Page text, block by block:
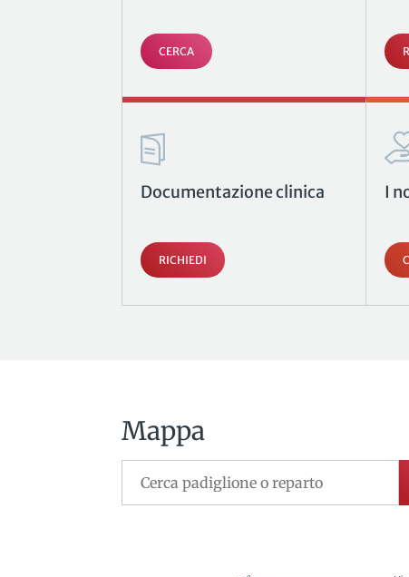
CERCA
Documentazione clinica
RICHIEDI
I
Mappa